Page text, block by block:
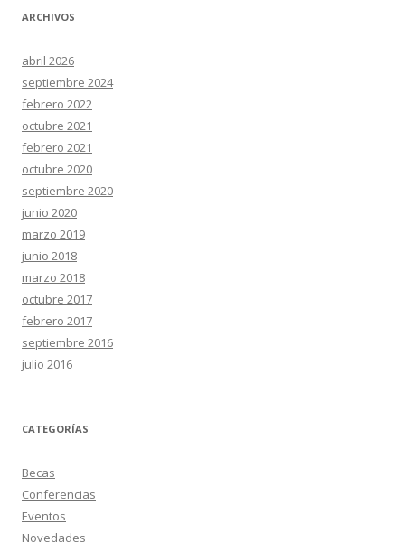
ARCHIVOS
abril 2026
septiembre 2024
febrero 2022
octubre 2021
febrero 2021
octubre 2020
septiembre 2020
junio 2020
marzo 2019
junio 2018
marzo 2018
octubre 2017
febrero 2017
septiembre 2016
julio 2016
CATEGORÍAS
Becas
Conferencias
Eventos
Novedades